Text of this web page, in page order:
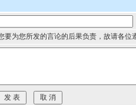
要为您所发的言论的后果负责，故请各位